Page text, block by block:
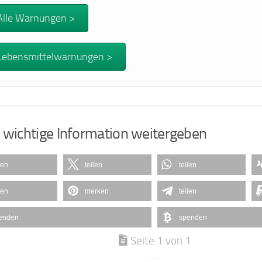
Warnungen >
>
wichtige Information weitergeben
teilen teilen
merken teilen
spenden
Seite 1 von 1